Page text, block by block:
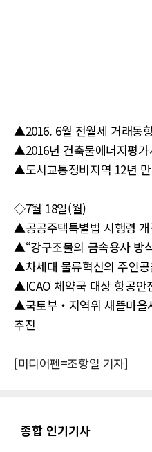
▲2016. 6월 전월세 거래동
▲2016년 건축물에너지평가
▲도시교통정비지역 12년
◇7월 18일(월)
▲공공주택특별법 시행령
▲“강구조물의 금속용사 방
▲차세대 물류혁신의 주인
▲ICAO 체약국 대상 항공안
▲국토부‧지역위 새뜰마을
추진
[미디어펜=조항일 기자]
종합 인기기사